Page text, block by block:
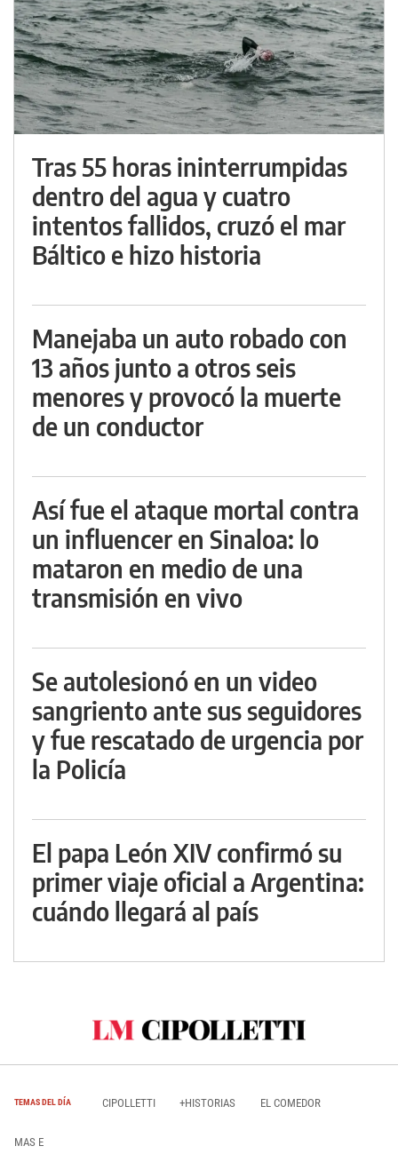
Tras 55 horas ininterrumpidas
dentro del agua y cuatro
intentos fallidos, cruzó el mar
Báltico e hizo historia
Manejaba un auto robado con
13 años junto a otros seis
menores y provocó la muerte
de un conductor
Así fue el ataque mortal contra
un influencer en Sinaloa: lo
mataron en medio de una
transmisión en vivo
Se autolesionó en un video
sangriento ante sus seguidores
y fue rescatado de urgencia por
la Policía
El papa León XIV confirmó su
primer viaje oficial a Argentina:
cuándo llegará al país
TEMAS DEL DÍA CIPOLLETTI +HISTORIAS EL COMEDOR
MAS E